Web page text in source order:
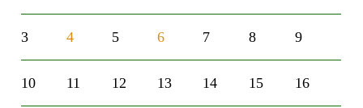
3 4 5 6 7 8 9
10 11 12 13 14 15 16